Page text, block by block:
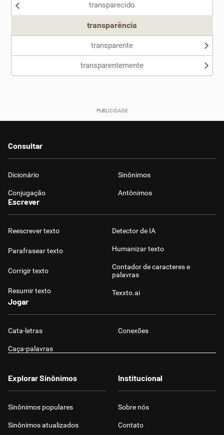
transparecido
transparência
transparente
transparentemente
Consultar
Dicionário Sinônimos
Conjugação Antônimos
Escrever
Reescrever texto
Parafrasear texto
Corrigir texto
Resumir texto
Detector de IA
Humanizar texto
Contador de caracteres e
palavras
Texxto.ai
Jogar
Cata-letras Conexões
Caça-palavras
Explorar Sinônimos
Sinônimos populares
Sinônimos atualizados
Institucional
Sobre nós
Contato